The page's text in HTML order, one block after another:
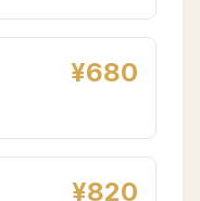
¥680
¥820